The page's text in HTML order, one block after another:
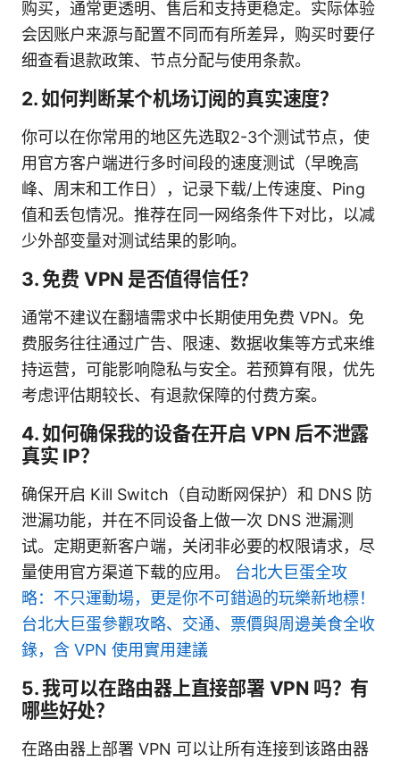
购买，通常更透明、售后和支持更稳定。实际体验
会因账户来源与配置不同而有所差异，购买时要仔
细查看退款政策、节点分配与使用条款。
2. 如何判断某个机场订阅的真实速度？
你可以在你常用的地区先选取2-3个测试节点，使
用官方客户端进行多时间段的速度测试（早晚高
峰、周末和工作日），记录下载/上传速度、Ping
值和丢包情况。推荐在同一网络条件下对比，以减
少外部变量对测试结果的影响。
3. 免费 VPN 是否值得信任？
通常不建议在翻墙需求中长期使用免费 VPN。免
费服务往往通过广告、限速、数据收集等方式来维
持运营，可能影响隐私与安全。若预算有限，优先
考虑评估期较长、有退款保障的付费方案。
4. 如何确保我的设备在开启 VPN 后不泄露
真实 IP？
确保开启 Kill Switch（自动断网保护）和 DNS 防
泄漏功能，并在不同设备上做一次 DNS 泄漏测
试。定期更新客户端，关闭非必要的权限请求，尽
量使用官方渠道下载的应用。 台北大巨蛋全攻
略：不只運動場，更是你不可錯過的玩樂新地標！
台北大巨蛋參觀攻略、交通、票價與周邊美食全收
錄，含 VPN 使用實用建議
5. 我可以在路由器上直接部署 VPN 吗？有
哪些好处？
在路由器上部署 VPN 可以让所有连接到该路由器